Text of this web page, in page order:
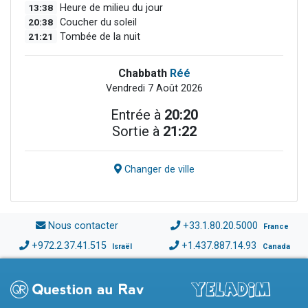
13:38 Heure de milieu du jour
20:38 Coucher du soleil
21:21 Tombée de la nuit
Chabbath Réé
Vendredi 7 Août 2026
Entrée à 20:20
Sortie à 21:22
Changer de ville
Nous contacter +33.1.80.20.5000 France
+972.2.37.41.515 Israël +1.437.887.14.93 Canada